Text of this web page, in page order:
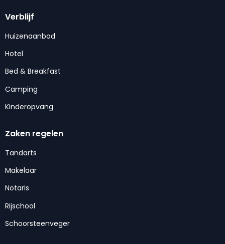
Verblijf
Huizenaanbod
Hotel
Bed & Breakfast
Camping
Kinderopvang
Zaken regelen
Tandarts
Makelaar
Notaris
Rijschool
Schoorsteenveger